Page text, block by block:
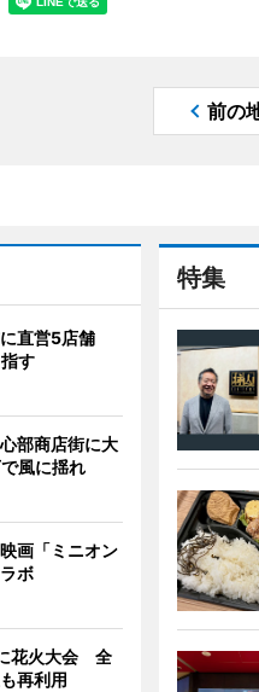
前の
特集
直営5店舗
す
部商店街に大
風に揺れ
画「ミニオン
ボ
花火大会 全
再利用